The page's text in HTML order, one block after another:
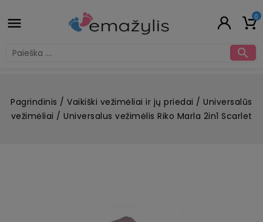
 0

Pagrindinis Vaikiški vežimėliai ir jų priedai
Universalūs
vežimėliai
Universalus vežimėlis Riko Marla 2in1 Scarlet